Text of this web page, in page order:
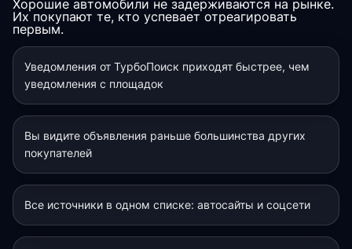
Хорошие автомобили не задерживаются на рынке.
Их покупают те, кто успевает отреагировать
первым.
Уведомления от ТурбоПоиск приходят быстрее, чем
уведомления с площадок
Вы видите объявления раньше большинства других
покупателей
Все источники в одном списке: автосайты и соцсети